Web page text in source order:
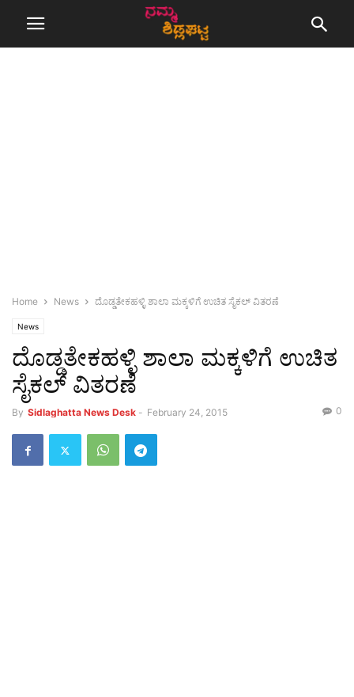
Home News ದೊಡ್ಡತೇಕಹಳ್ಳಿ ಶಾಲಾ ಮಕ್ಕಳಿಗೆ ಉಚಿತ ಸೈಕಲ್ ವಿತರಣೆ
News
ದೊಡ್ಡತೇಕಹಳ್ಳಿ ಶಾಲಾ ಮಕ್ಕಳಿಗೆ ಉಚಿತ
ಸೈಕಲ್ ವಿತರಣೆ
By Sidlaghatta News Desk - February 24, 2015 0